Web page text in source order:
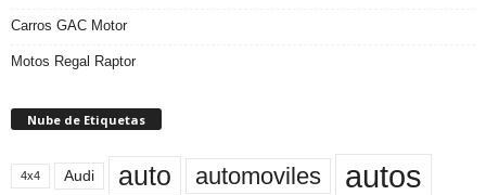
Carros GAC Motor
Motos Regal Raptor
Nube de Etiquetas
4x4 Audi auto automoviles autos